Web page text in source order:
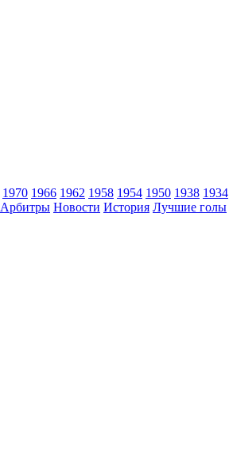
1970 1966 1962 1958 1954 1950 1938 1934
Арбитры Новости История Лучшие голы